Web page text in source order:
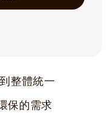
整體統一
保的需求